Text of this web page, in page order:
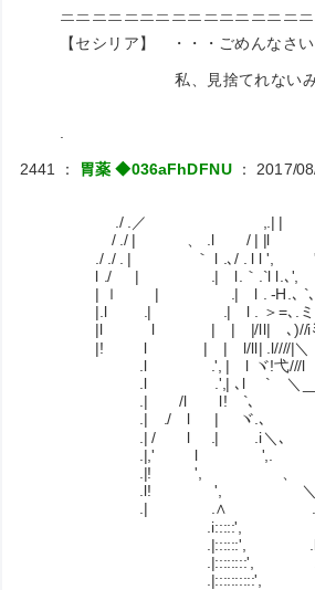
￣￣￣￣￣￣￣￣￣￣￣￣￣￣￣
【セシリア】 ・・・ごめんなさ
私、見捨てれないみた
2441 ： 胃薬 ◆036aFhDFNU ： 2017/
./ .／ ,.|
/ ./ | 、 .l /
./ ./ . | ｀ l .
l ./ | .| l.｀.`l l.､',
| ｌ | .| l . -H.､ `､ .
|.l .| .| l . ＞=､.ミ
|l l | | |/ll| ､)//iﾐ
|! l | | l/ll| .l////|＼ l`ゝ /
.l .', | l ヾ!弋///l
.l .',| ､l ` ＼__l
.| /l l! `､ ＼
.| ./ l | ヾ.､ ＼
.| / l .| .i
.|,' l ',. ´
.|! ', 、 u ,
.l! ', ＼ ,
.| .∧ .＼ ´
.i:::::', l::::＼
.|::::::',
.|::::::::',
.|::::::::::',